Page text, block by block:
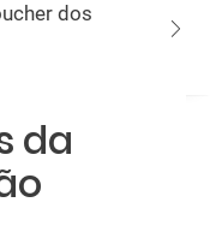
dos
da